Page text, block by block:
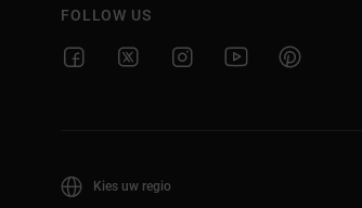
FOLLOW US
Kies uw regio